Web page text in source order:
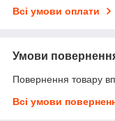
Всі умови оплати
Умови
Повернення товару
Всі умови